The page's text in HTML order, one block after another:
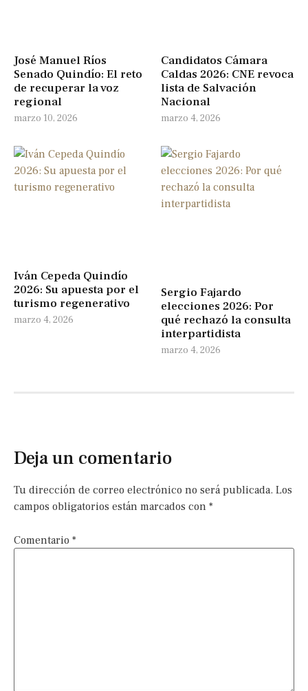
José Manuel Ríos
Senado Quindío: El reto
de recuperar la voz
regional
marzo 10, 2026
Candidatos Cámara
Caldas 2026: CNE revoca
lista de Salvación
Nacional
marzo 4, 2026
Iván Cepeda Quindío
2026: Su apuesta por el
turismo regenerativo
marzo 4, 2026
Sergio Fajardo
elecciones 2026: Por
qué rechazó la consulta
interpartidista
marzo 4, 2026
Deja un comentario
Tu dirección de correo electrónico no será publicada. Los
campos obligatorios están marcados con *
Comentario *